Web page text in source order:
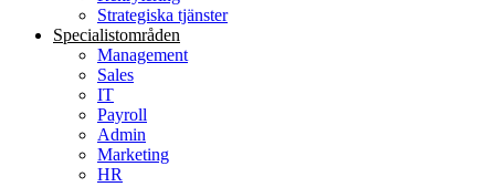
Strategiska tjänster
Specialist­områden
Management
Sales
IT
Payroll
Admin
Marketing
HR